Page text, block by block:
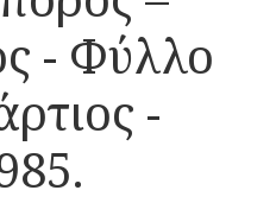
- Φύλλο
-